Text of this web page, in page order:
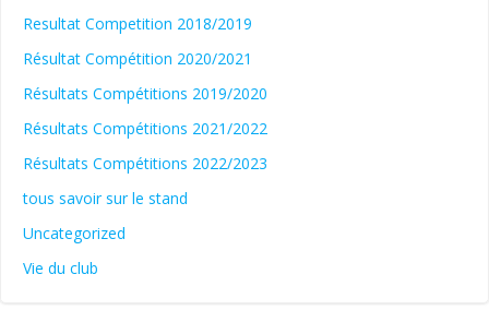
Resultat Competition 2018/2019
Résultat Compétition 2020/2021
Résultats Compétitions 2019/2020
Résultats Compétitions 2021/2022
Résultats Compétitions 2022/2023
tous savoir sur le stand
Uncategorized
Vie du club